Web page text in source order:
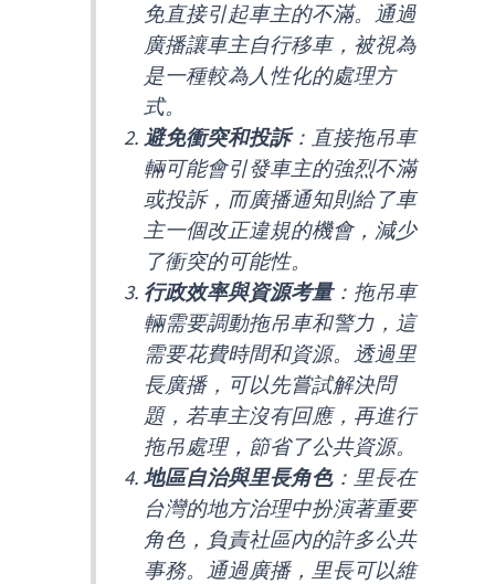
免直接引起車主的不滿。通過
廣播讓車主自行移車，被視為
是一種較為人性化的處理方
式。
避免衝突和投訴：直接拖吊車
輛可能會引發車主的強烈不滿
或投訴，而廣播通知則給了車
主一個改正違規的機會，減少
了衝突的可能性。
行政效率與資源考量：拖吊車
輛需要調動拖吊車和警力，這
需要花費時間和資源。透過里
長廣播，可以先嘗試解決問
題，若車主沒有回應，再進行
拖吊處理，節省了公共資源。
地區自治與里長角色：里長在
台灣的地方治理中扮演著重要
角色，負責社區內的許多公共
事務。通過廣播，里長可以維